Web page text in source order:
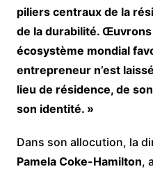
piliers centraux de la
de la durabilité. Œuvrons
écosystème mondial
entrepreneur n’est
lieu de résidence, de
son identité. »
Dans son allocution, la
Pamela Coke-Hamilton,